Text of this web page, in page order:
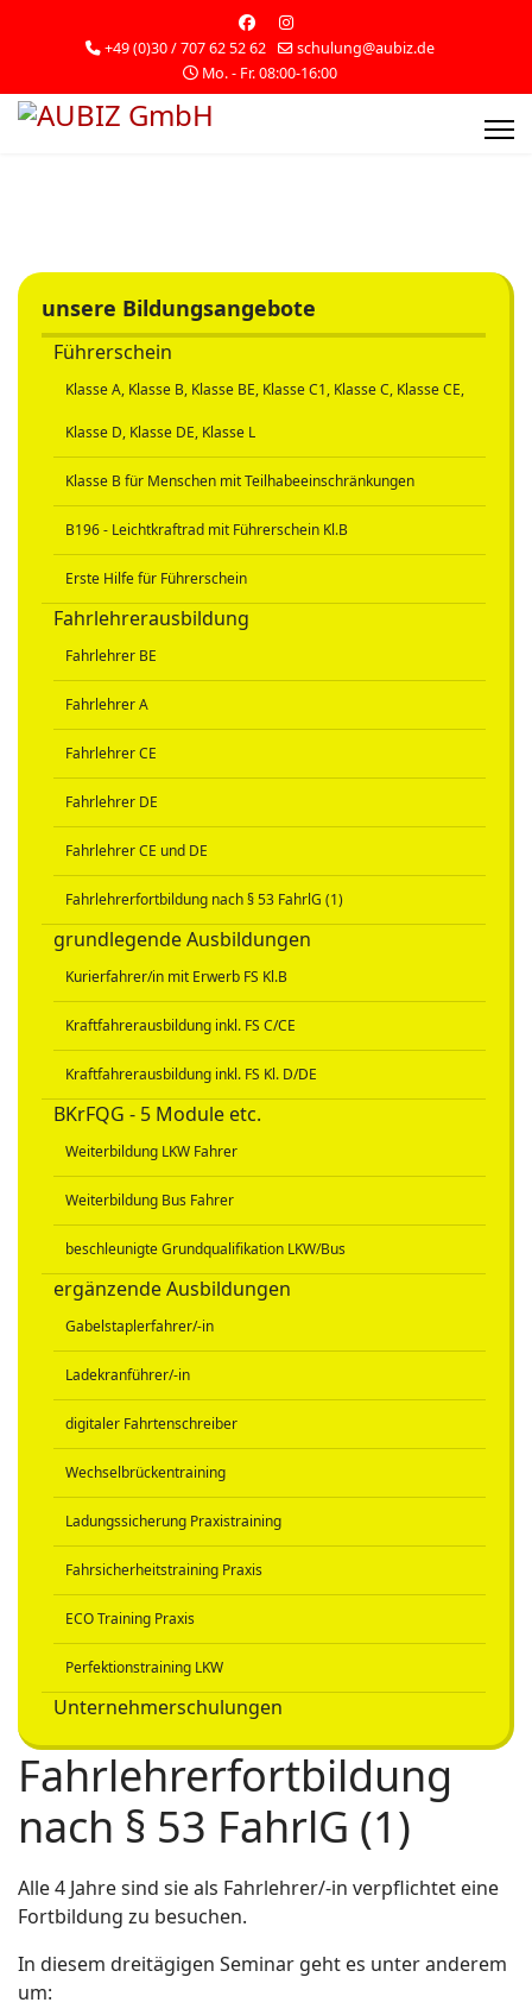
+49 (0)30 / 707 62 52 62
schulung@aubiz.de
Mo. - Fr. 08:00-16:00
unsere Bildungsangebote
Führerschein
Klasse A, Klasse B, Klasse BE, Klasse C1, Klasse C, Klasse CE,
Klasse D, Klasse DE, Klasse L
Klasse B für Menschen mit Teilhabeeinschränkungen
B196 - Leichtkraftrad mit Führerschein Kl.B
Erste Hilfe für Führerschein
Fahrlehrerausbildung
Fahrlehrer BE
Fahrlehrer A
Fahrlehrer CE
Fahrlehrer DE
Fahrlehrer CE und DE
Fahrlehrerfortbildung nach § 53 FahrlG (1)
grundlegende Ausbildungen
Kurierfahrer/in mit Erwerb FS Kl.B
Kraftfahrerausbildung inkl. FS C/CE
Kraftfahrerausbildung inkl. FS Kl. D/DE
BKrFQG - 5 Module etc.
Weiterbildung LKW Fahrer
Weiterbildung Bus Fahrer
beschleunigte Grundqualifikation LKW/Bus
ergänzende Ausbildungen
Gabelstaplerfahrer/-in
Ladekranführer/-in
digitaler Fahrtenschreiber
Wechselbrückentraining
Ladungssicherung Praxistraining
Fahrsicherheitstraining Praxis
ECO Training Praxis
Perfektionstraining LKW
Unternehmerschulungen
Fahrlehrerfortbildung
nach § 53 FahrlG (1)
Alle 4 Jahre sind sie als Fahrlehrer/-in verpflichtet eine
Fortbildung zu besuchen.
In diesem dreitägigen Seminar geht es unter anderem
um: